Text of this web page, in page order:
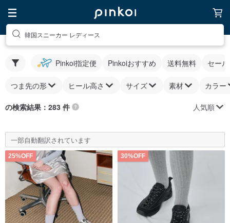
韓国スニーカー レディース
Pinkoi指定便 Pinkoiおすすめ 送料無料 セー
つま先の形 ヒール高さ サイズ 素材 カラー
の検索結果：283 件 人気順
一部自動翻訳されています
25%OFF 30%OFF